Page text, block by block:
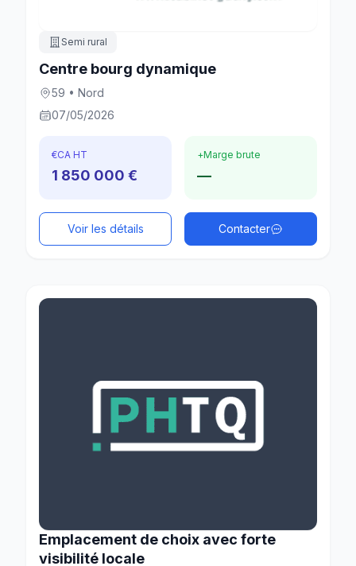
Semi rural
Centre bourg dynamique
59 • Nord
07/05/2026
€CA HT
1 850 000 €
+Marge brute
—
Voir les détails Contacter
Emplacement de choix avec forte
visibilité locale